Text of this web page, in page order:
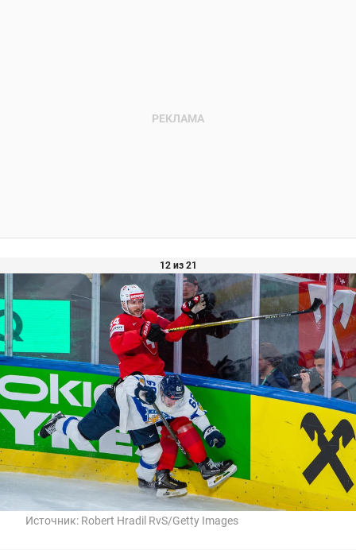
12 из 21
Источник: Robert Hradil RvS/Getty Images